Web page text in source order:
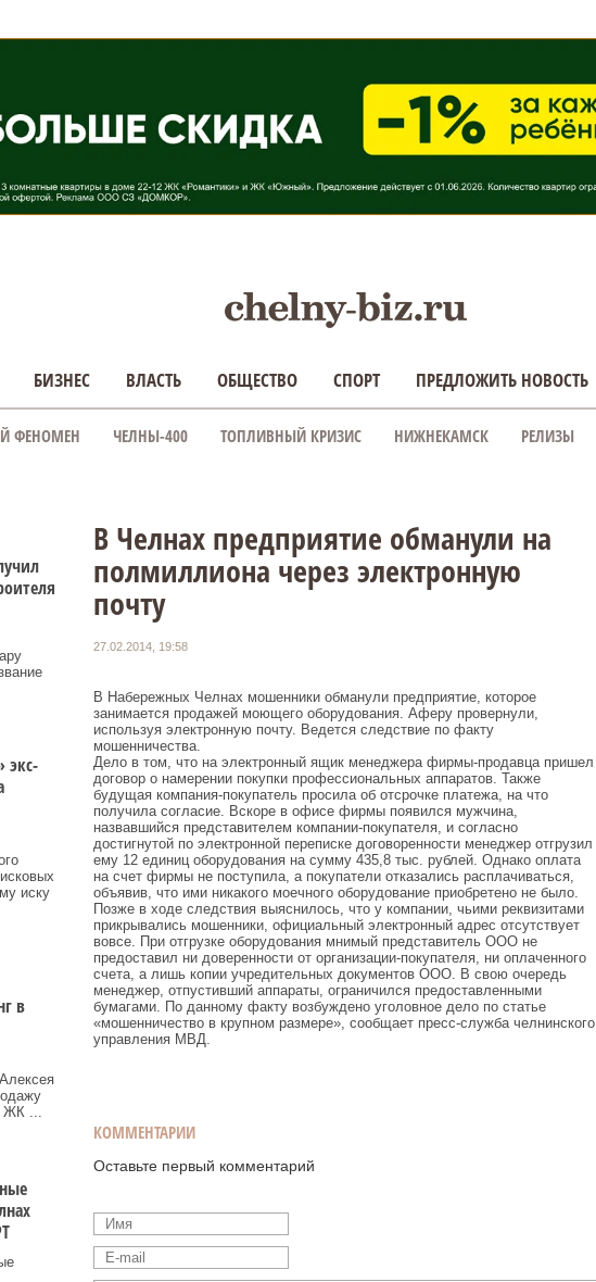
БИЗНЕС ВЛАСТЬ ОБЩЕСТВО СПОРТ ПРЕДЛОЖИТЬ НОВОСТЬ
ФЕНОМЕН ЧЕЛНЫ-400 ТОПЛИВНЫЙ КРИЗИС НИЖНЕКАМСК РЕЛИЗЫ
экс-
иску
в
ЖК ...
В Челнах предприятие обманули на
полмиллиона через электронную
почту
27.02.2014, 19:58
В Набережных Челнах мошенники обманули предприятие, которое
занимается продажей моющего оборудования. Аферу провернули,
используя электронную почту. Ведется следствие по факту
мошенничества.
Дело в том, что на электронный ящик менеджера фирмы-продавца пришел
договор о намерении покупки профессиональных аппаратов. Также
будущая компания-покупатель просила об отсрочке платежа, на что
получила согласие. Вскоре в офисе фирмы появился мужчина,
назвавшийся представителем компании-покупателя, и согласно
достигнутой по электронной переписке договоренности менеджер отгрузил
ему 12 единиц оборудования на сумму 435,8 тыс. рублей. Однако оплата
на счет фирмы не поступила, а покупатели отказались расплачиваться,
объявив, что ими никакого моечного оборудование приобретено не было.
Позже в ходе следствия выяснилось, что у компании, чьими реквизитами
прикрывались мошенники, официальный электронный адрес отсутствует
вовсе. При отгрузке оборудования мнимый представитель ООО не
предоставил ни доверенности от организации-покупателя, ни оплаченного
счета, а лишь копии учредительных документов ООО. В свою очередь
менеджер, отпустивший аппараты, ограничился предоставленными
бумагами. По данному факту возбуждено уголовное дело по статье
«мошенничество в крупном размере», сообщает пресс-служба челнинского
управления МВД.
КОММЕНТАРИИ
Оставьте первый комментарий